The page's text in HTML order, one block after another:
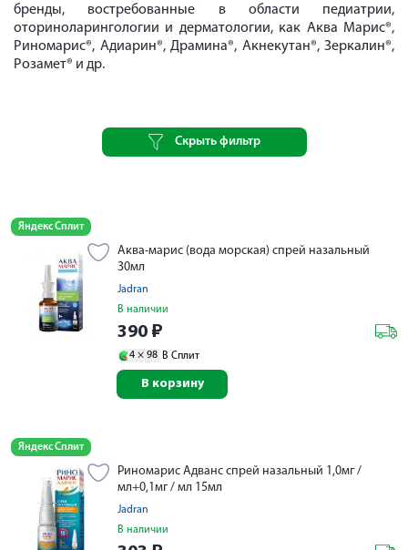
бренды, востребованные в области педиатрии,
оториноларингологии и дерматологии, как Аква Марис®,
Риномарис®, Адиарин®, Драмина®, Акнекутан®, Зеркалин®,
Розамет® и др.
Скрыть фильтр
Яндекс Сплит
Аква-марис (вода морская) спрей назальный
30мл
Jadran
В наличии
390 ₽
4 × 98 В Сплит
В корзину
Яндекс Сплит
Риномарис Адванс спрей назальный 1,0мг /
мл+0,1мг / мл 15мл
Jadran
В наличии